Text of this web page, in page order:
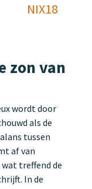
NIX18
zon van
wordt door
als de
tussen
af van
wat treffend de
In de